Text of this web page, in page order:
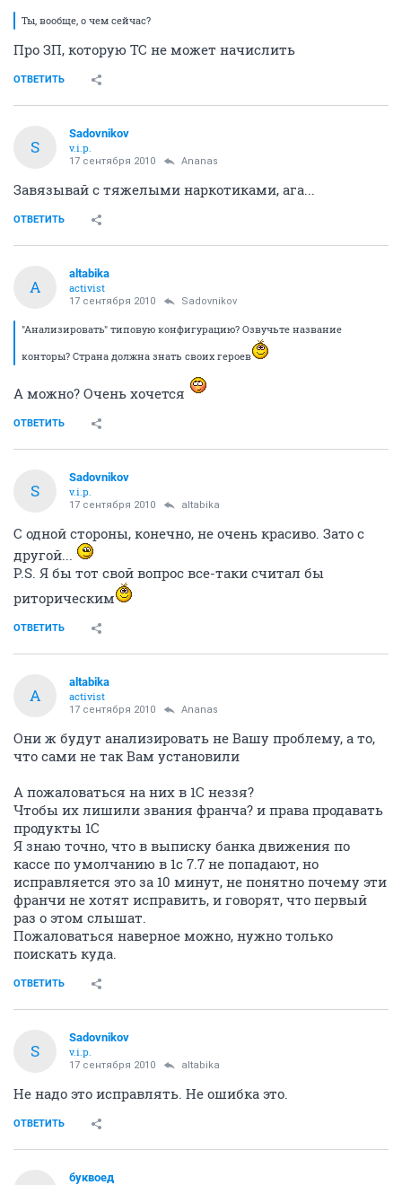
Ты, вообще, о чем сейчас?
Про ЗП, которую ТС не может начислить
ОТВЕТИТЬ
S
Sadovnikov
v.i.p.
17 сентября 2010 Ananas
Завязывай с тяжелыми наркотиками, ага...
ОТВЕТИТЬ
A
altabika
activist
17 сентября 2010 Sadovnikov
"Анализировать" типовую конфигурацию? Озвучьте название
конторы? Страна должна знать своих героев
А можно? Очень хочется
ОТВЕТИТЬ
S
Sadovnikov
v.i.p.
17 сентября 2010 altabika
С одной стороны, конечно, не очень красиво. Зато с
другой...
P.S. Я бы тот свой вопрос все-таки считал бы
риторическим
ОТВЕТИТЬ
A
altabika
activist
17 сентября 2010 Ananas
Они ж будут анализировать не Вашу проблему, а то,
что сами не так Вам установили
А пожаловаться на них в 1С неззя?
Чтобы их лишили звания франча? и права продавать
продукты 1С
Я знаю точно, что в выписку банка движения по
кассе по умолчанию в 1с 7.7 не попадают, но
исправляется это за 10 минут, не понятно почему эти
франчи не хотят исправить, и говорят, что первый
раз о этом слышат.
Пожаловаться наверное можно, нужно только
поискать куда.
ОТВЕТИТЬ
S
Sadovnikov
v.i.p.
17 сентября 2010 altabika
Не надо это исправлять. Не ошибка это.
ОТВЕТИТЬ
буквоед